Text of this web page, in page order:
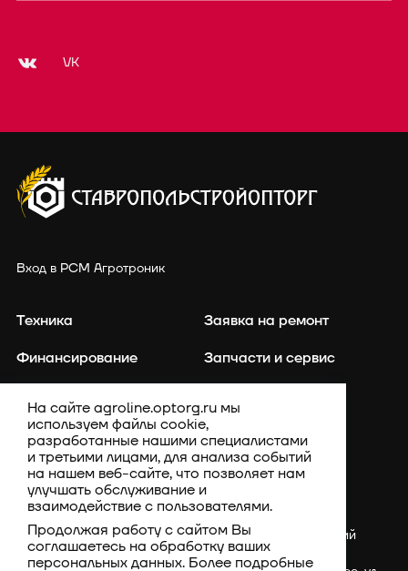
VK
Вход в РСМ Агротроник
Техника
Финансирование
Каталог запасных частей
Компания
Заявка на ремонт
Запчасти и сервис
Акции
Россия, Ставропольский
край, Шпаковский
На сайте agroline.optorg.ru мы
используем файлы cookie,
разработанные нашими специалистами
и третьими лицами, для анализа событий
на нашем веб-сайте, что позволяет нам
улучшать обслуживание и
взаимодействие с пользователями.
Продолжая работу с сайтом Вы
соглашаетесь на обработку ваших
персональных данных. Более подробные